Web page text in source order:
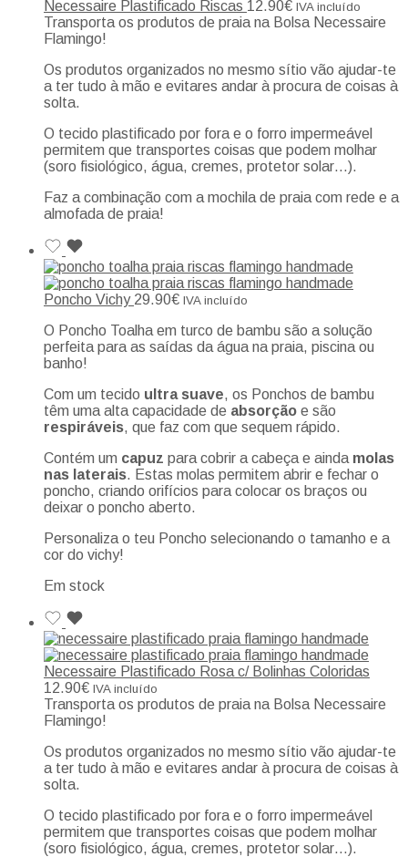
Necessaire Plastificado Riscas 12.90€ IVA incluído
Transporta os produtos de praia na Bolsa Necessaire
Flamingo!
Os produtos organizados no mesmo sítio vão ajudar-te
a ter tudo à mão e evitares andar à procura de coisas à
solta.
O tecido plastificado por fora e o forro impermeável
permitem que transportes coisas que podem molhar
(soro fisiológico, água, cremes, protetor solar…).
Faz a combinação com a mochila de praia com rede e a
almofada de praia!
Poncho Vichy 29.90€ IVA incluído
O Poncho Toalha em turco de bambu são a solução
perfeita para as saídas da água na praia, piscina ou
banho!
Com um tecido ultra suave, os Ponchos de bambu
têm uma alta capacidade de absorção e são
respiráveis, que faz com que sequem rápido.
Contém um capuz para cobrir a cabeça e ainda molas
nas laterais. Estas molas permitem abrir e fechar o
poncho, criando orifícios para colocar os braços ou
deixar o poncho aberto.
Personaliza o teu Poncho selecionando o tamanho e a
cor do vichy!
Em stock
Necessaire Plastificado Rosa c/ Bolinhas Coloridas
12.90€ IVA incluído
Transporta os produtos de praia na Bolsa Necessaire
Flamingo!
Os produtos organizados no mesmo sítio vão ajudar-te
a ter tudo à mão e evitares andar à procura de coisas à
solta.
O tecido plastificado por fora e o forro impermeável
permitem que transportes coisas que podem molhar
(soro fisiológico, água, cremes, protetor solar…).